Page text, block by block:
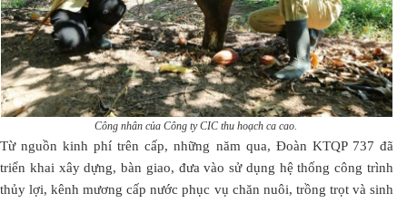
Công nhân của Công ty CIC thu hoạch ca cao.
Từ nguồn kinh phí trên cấp, những năm qua, Đoàn KTQP 737 đã
triển khai xây dựng, bàn giao, đưa vào sử dụng hệ thống công trình
thủy lợi, kênh mương cấp nước phục vụ chăn nuôi, trồng trọt và sinh